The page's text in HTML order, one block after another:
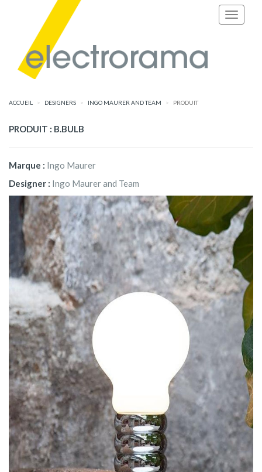
ACCUEIL DESIGNERS INGO MAURER AND TEAM PRODUIT
PRODUIT : B.BULB
Marque : Ingo Maurer
Designer : Ingo Maurer and Team